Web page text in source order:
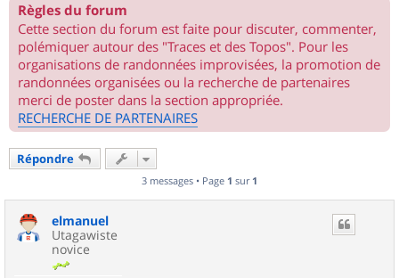
Règles du forum
Cette section du forum est faite pour discuter, commenter,
polémiquer autour des "Traces et des Topos". Pour les
organisations de randonnées improvisées, la promotion de
randonnées organisées ou la recherche de partenaires
merci de poster dans la section appropriée.
RECHERCHE DE PARTENAIRES
Répondre
3 messages • Page 1 sur 1
elmanuel
Utagawiste
novice